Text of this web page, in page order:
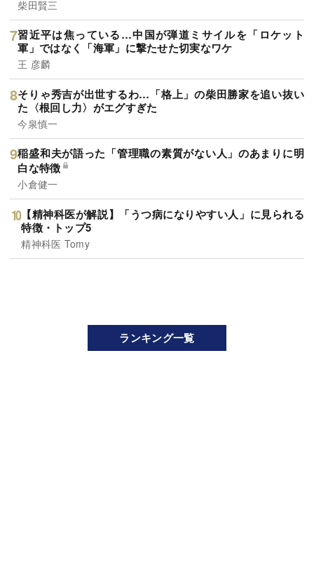
柴田賢三
習近平は焦っている…中国が弾道ミサイルを「ロケット
軍」ではなく「海軍」に撃たせた切実なワケ
王 彦麟
そりゃ秀吉が出世するわ…「格上」の柴田勝家を追い抜い
た〈根回し力〉がエグすぎた
今泉慎一
稲盛和夫が語った「管理職の素質がない人」のあまりに明
白な特徴
小倉健一
【精神科医が解説】「うつ病になりやすい人」に見られる
特徴・トップ5
精神科医 Tomy
ランキング一覧